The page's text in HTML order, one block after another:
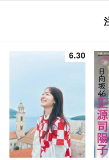
6.30